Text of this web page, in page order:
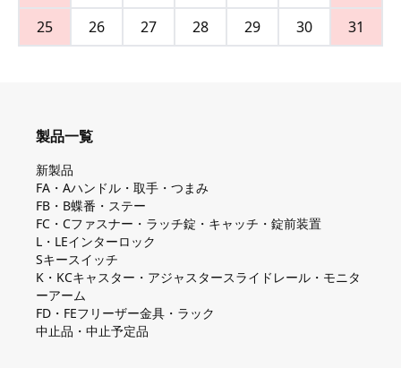
25
26 27 28 29 30 31
製品一覧
新製品
FA・Aハンドル・取手・つまみ
FB・B蝶番・ステー
FC・Cファスナー・ラッチ錠・キャッチ・錠前装置
L・LEインターロック
Sキースイッチ
K・KCキャスター・アジャスタースライドレール・モニタ
ーアーム
FD・FEフリーザー金具・ラック
中止品・中止予定品